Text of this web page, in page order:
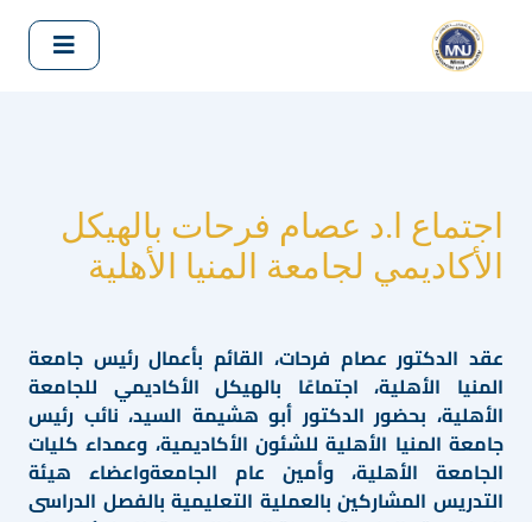
اجتماع ا.د عصام فرحات بالهيكل
الأكاديمي لجامعة المنيا الأهلية
عقد الدكتور عصام فرحات، القائم بأعمال رئيس جامعة
المنيا الأهلية، اجتماعًا بالهيكل الأكاديمي للجامعة
الأهلية، بحضور الدكتور أبو هشيمة السيد، نائب رئيس
جامعة المنيا الأهلية للشئون الأكاديمية، وعمداء كليات
الجامعة الأهلية، وأمين عام الجامعةواعضاء هيئة
التدريس المشاركين بالعملية التعليمية بالفصل الدراسى